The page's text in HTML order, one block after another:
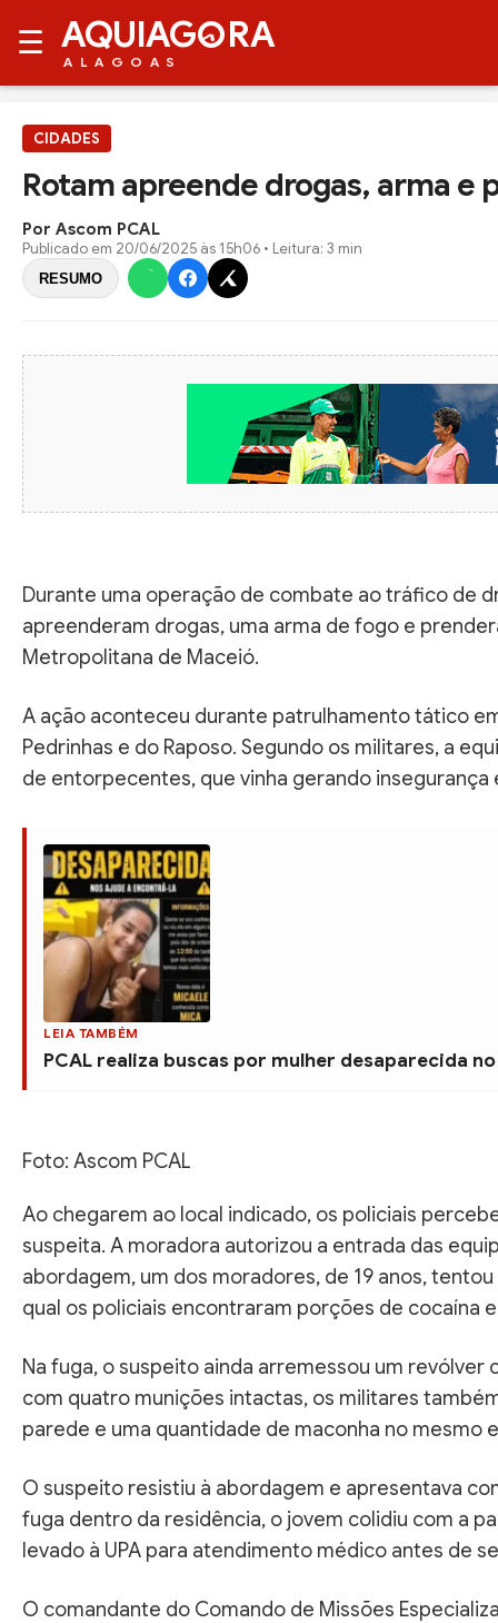
☰ AQUIAG RA
ALAGOAS
CIDADES
Rotam apreende drogas, arma e
Por Ascom PCAL
Publicado em 20/06/2025 às 15h06 • Leitura: 3 min
RESUMO
Durante uma operação de combate ao tráfico de
apreenderam drogas, uma arma de fogo e
Metropolitana de Maceió.
A ação aconteceu durante patrulhamento tático
Pedrinhas e do Raposo. Segundo os militares, a
de entorpecentes, que vinha gerando insegurança
LEIA TAMBÉM
PCAL realiza buscas por mulher desaparecida
Foto: Ascom PCAL
Ao chegarem ao local indicado, os policiais
suspeita. A moradora autorizou a entrada das
abordagem, um dos moradores, de 19 anos,
qual os policiais encontraram porções de cocaína
Na fuga, o suspeito ainda arremessou um
com quatro munições intactas, os militares
parede e uma quantidade de maconha no
O suspeito resistiu à abordagem e apresentava
fuga dentro da residência, o jovem colidiu com a
levado à UPA para atendimento médico antes de
O comandante do Comando de Missões